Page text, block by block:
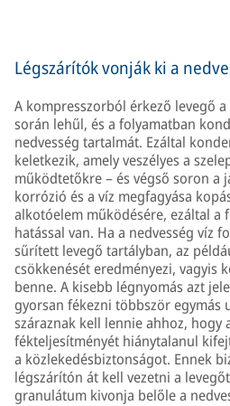
Légszárítók vonják ki a
A kompresszorból érkező levegő
során lehűl, és a folyamatban
nedvesség tartalmát. Ezáltal
keletkezik, amely veszélyes a
működtetőkre – és végső soron a
korrózió és a víz megfagyása
alkotóelem működésére, ezáltal a
hatással van. Ha a nedvesség víz
sűrített levegő tartályban, az
csökkenését eredményezi, vagyis
benne. A kisebb légnyomás azt
gyorsan fékezni többször egymás
száraznak kell lennie ahhoz, hogy
fékteljesítményét hiánytalanul
a közlekedésbiztonságot. Ennek
légszárítón át kell vezetni a
granulátum kivonja belőle a